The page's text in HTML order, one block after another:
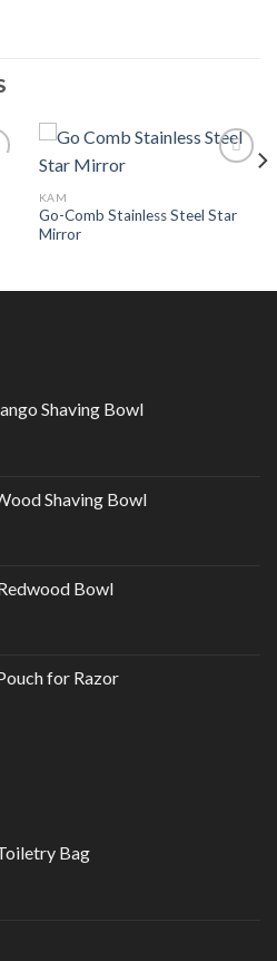
KAM
Go-Comb Stainless Steel Star
Mirror
Shaving Bowl
Shaving Bowl
Bowl
for Razor
Bag